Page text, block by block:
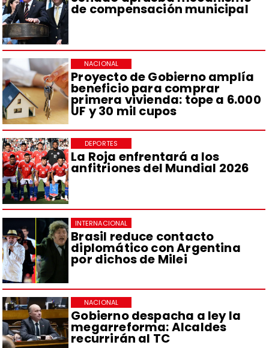
de compensación municipal
Proyecto de Gobierno amplía
beneficio para comprar
primera vivienda: tope a 6.000
UF y 30 mil cupos
NACIONAL
La Roja enfrentará a los
anfitriones del Mundial 2026
DEPORTES
Brasil reduce contacto
diplomático con Argentina
por dichos de Milei
INTERNACIONAL
Gobierno despacha a ley la
megarreforma: Alcaldes
recurrirán al TC
NACIONAL